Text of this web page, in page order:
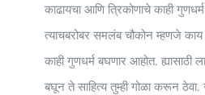
काढायचा आणि त्रिकोणाचे काही
त्याचबरोबर समलंब चौकोन म्हणजे
काही गुणधर्म बघणार आहोत. ह्यासाठी
बघून ते साहित्य तुम्ही गोळा करून